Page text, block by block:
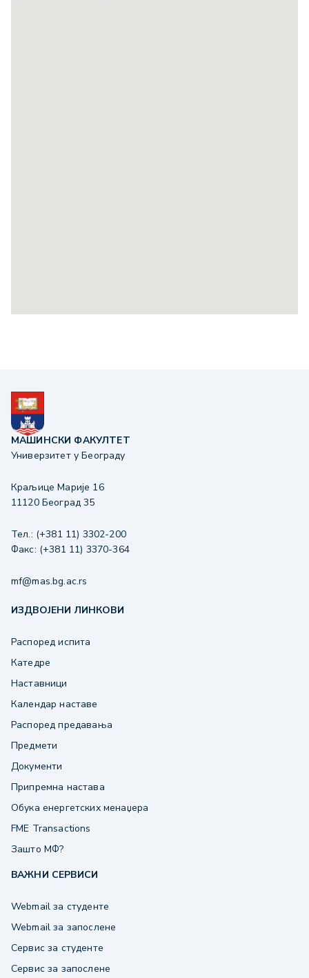
МАШИНСКИ ФАКУЛТЕТ
Универзитет у Београду
Краљице Марије 16
11120 Београд 35
Тел.: (+381 11) 3302-200
Факс: (+381 11) 3370-364
mf@mas.bg.ac.rs
ИЗДВОЈЕНИ ЛИНКОВИ
Распоред испита
Катедре
Наставници
Календар наставе
Распоред предавања
Предмети
Документи
Припремна настава
Обука енергетских менаџера
FME Transactions
Зашто МФ?
ВАЖНИ СЕРВИСИ
Webmail за студенте
Webmail за запослене
Сервис за студенте
Сервис за запослене